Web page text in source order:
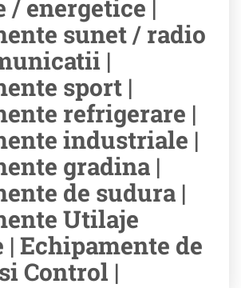
/ energetice |
sunet / radio
|
sport |
refrigerare |
industriale |
gradina |
de sudura |
Utilaje
Echipamente de
Control |